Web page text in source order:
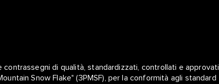
contrassegni di qualità, standardizzati, controllati e approvati
Snow Flake" (3PMSF), per la conformità agli standard